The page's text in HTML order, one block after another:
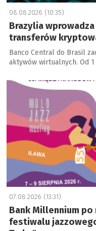
08.08.2026 (10:35)
Brazylia
transferów
Banco Central do Brasil
aktywów wirtualnych. Od
a
07.08.2026 (13:31)
Bank Millennium
festiwalu